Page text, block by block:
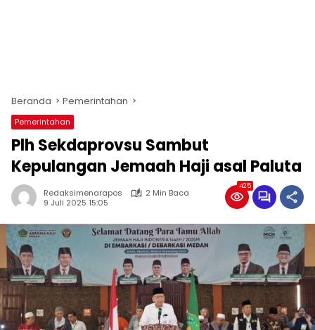
Beranda Pemerintahan
Pemerintahan
Plh Sekdaprovsu Sambut
Kepulangan Jemaah Haji asal Paluta
Redaksimenarapos
2 Min Baca
9 Juli 2025 15:05
425